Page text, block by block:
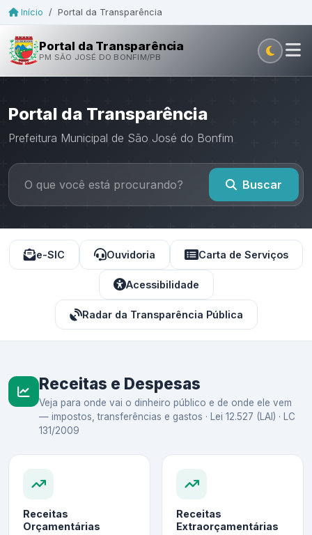
Início / Portal da Transparência
Portal da Transparência
PM SÃO JOSÉ DO BONFIM/PB
Portal da Transparência
Prefeitura Municipal de São José do Bonfim
Buscar
e-SIC Ouvidoria Carta de Serviços
Acessibilidade
Radar da Transparência Pública
Receitas e Despesas
Veja para onde vai o dinheiro público e de onde ele vem
— impostos, transferências e gastos · Lei 12.527 (LAI) · LC
131/2009
Receitas
Orçamentárias
Receitas
Extraorçamentárias